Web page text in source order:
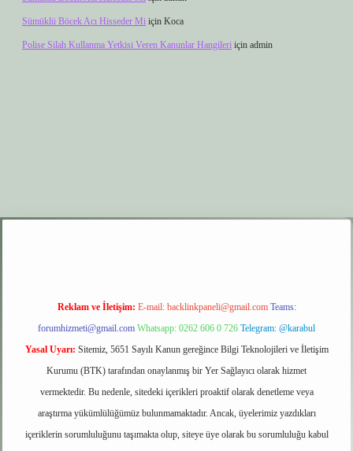
Sümüklü Böcek Acı Hisseder Mi için Koca
Polise Silah Kullanma Yetkisi Veren Kanunlar Hangileri için admin
elexbet giriş
Reklam ve İletişim: E-mail: backlinkpaneli@gmail.com Teams:
forumhizmeti@gmail.com Whatsapp: 0262 606 0 726 Telegram: @karabul
Yasal Uyarı: Sitemiz, 5651 Sayılı Kanun gereğince Bilgi Teknolojileri ve İletişim
Kurumu (BTK) tarafından onaylanmış bir Yer Sağlayıcı olarak hizmet
vermektedir. Bu nedenle, sitedeki içerikleri proaktif olarak denetleme veya
araştırma yükümlülüğümüz bulunmamaktadır. Ancak, üyelerimiz yazdıkları
içeriklerin sorumluluğunu taşımakta olup, siteye üye olarak bu sorumluluğu kabul